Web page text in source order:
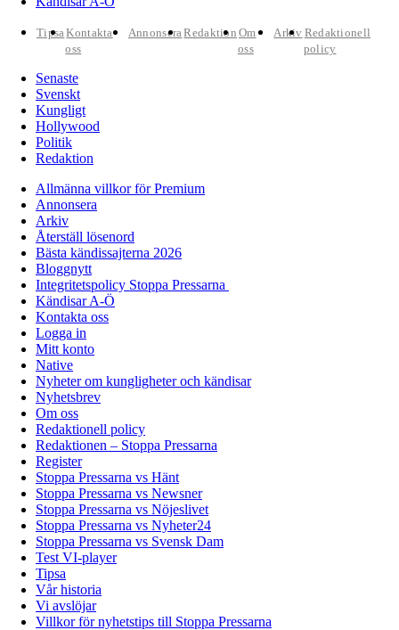
TipsaKontakta
oss
AnnonseraRedaktion Om
oss
Arkiv Redaktionell
policy
Senaste
Svenskt
Kungligt
Hollywood
Politik
Redaktion
Allmänna villkor för Premium
Annonsera
Arkiv
Återställ lösenord
Bästa kändissajterna 2026
Bloggnytt
Integritetspolicy Stoppa Pressarna
Kändisar A-Ö
Kontakta oss
Logga in
Mitt konto
Native
Nyheter om kungligheter och kändisar
Nyhetsbrev
Om oss
Redaktionell policy
Redaktionen – Stoppa Pressarna
Register
Stoppa Pressarna vs Hänt
Stoppa Pressarna vs Newsner
Stoppa Pressarna vs Nöjeslivet
Stoppa Pressarna vs Nyheter24
Stoppa Pressarna vs Svensk Dam
Test VI-player
Tipsa
Vår historia
Vi avslöjar
Villkor för nyhetstips till Stoppa Pressarna